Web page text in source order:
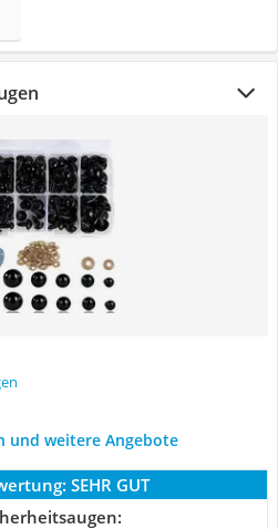
und weitere Angebote
SEHR GUT